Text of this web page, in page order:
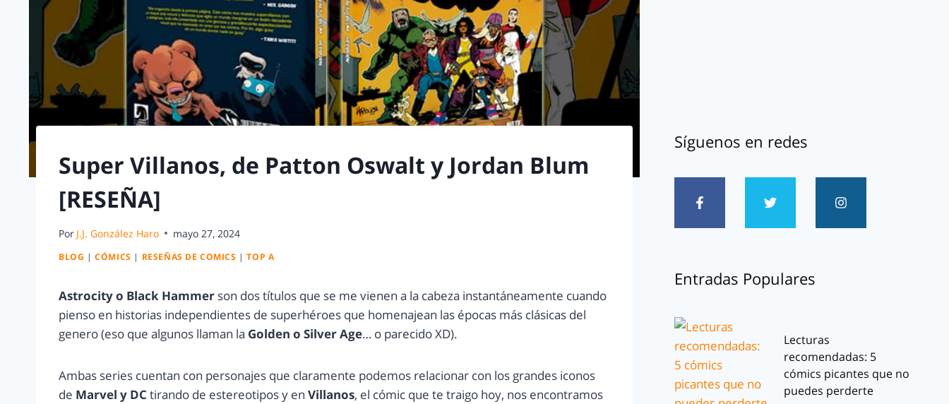
Super Villanos, de Patton Oswalt y Jordan Blum
[RESEÑA]
Por J.J. González Haro mayo 27, 2024
BLOG |CÓMICS | RESEÑAS DE COMICS |TOP A
Astrocity o Black Hammer son dos títulos que se me vienen a la cabeza instantáneamente cuando
pienso en historias independientes de superhéroes que homenajean las épocas más clásicas del
genero (eso que algunos llaman la Golden o Silver Age… o parecido XD).
Ambas series cuentan con personajes que claramente podemos relacionar con los grandes iconos
de Marvel y DC tirando de estereotipos y en Villanos, el cómic que te traigo hoy, nos encontramos
Síguenos en redes
Entradas Populares
Lecturas
recomendadas: 5
cómics picantes que no
puedes perderte